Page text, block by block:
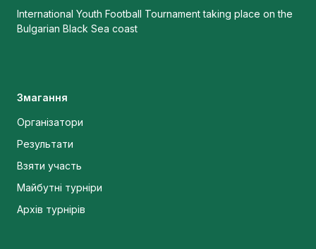
International Youth Football Tournament taking place on the
Bulgarian Black Sea coast
Змагання
Організатори
Результати
Взяти участь
Майбутні турніри
Архів турнірів